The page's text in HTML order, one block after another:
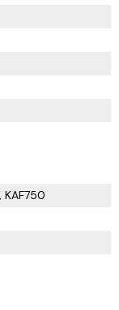
KAF750